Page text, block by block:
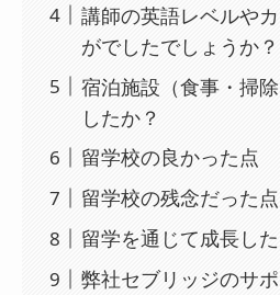
講師の英語レベルや
がでしたでしょうか？
宿泊施設（食事・掃
したか？
留学校の良かった点
留学校の残念だった点
留学を通じて成長し
弊社セブリッジのサ